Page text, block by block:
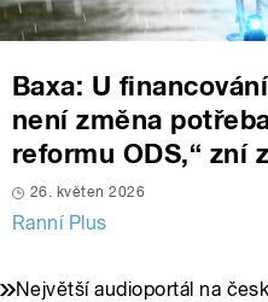
Baxa: U
není změna
reformu ODS,“ zní
26. květen 2026
Ranní Plus
Největší audioportál na